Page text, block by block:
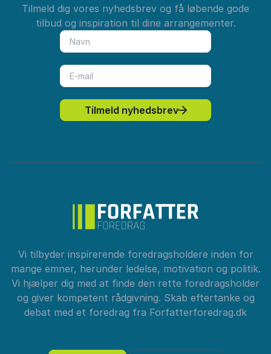
Tilmeld dig vores nyhedsbrev og få løbende gode
tilbud og inspiration til dine arrangementer.
Tilmeld nyhedsbrev
Vi tilbyder inspirerende foredragsholdere inden for
mange emner, herunder ledelse, motivation og politik.
Vi hjælper dig med at finde den rette foredragsholder
og giver kompetent rådgivning. Skab eftertanke og
debat med et foredrag fra Forfatterforedrag.dk